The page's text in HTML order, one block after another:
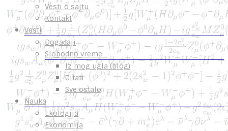
Vesti o sajtu
Kontakt
Vesti
Događaji
Slobodno vreme
Iz mog ugla (blog)
Citati
Sve ostalo
Nauka
Ekologija
Ekonomija